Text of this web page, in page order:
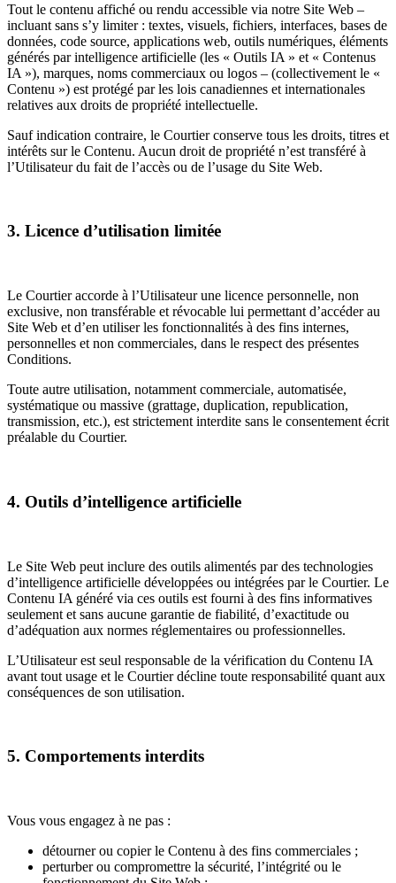
Tout le contenu affiché ou rendu accessible via notre Site Web –
incluant sans s’y limiter : textes, visuels, fichiers, interfaces, bases de
données, code source, applications web, outils numériques, éléments
générés par intelligence artificielle (les « Outils IA » et « Contenus
IA »), marques, noms commerciaux ou logos – (collectivement le «
Contenu ») est protégé par les lois canadiennes et internationales
relatives aux droits de propriété intellectuelle.
Sauf indication contraire, le Courtier conserve tous les droits, titres et
intérêts sur le Contenu. Aucun droit de propriété n’est transféré à
l’Utilisateur du fait de l’accès ou de l’usage du Site Web.
3. Licence d’utilisation limitée
Le Courtier accorde à l’Utilisateur une licence personnelle, non
exclusive, non transférable et révocable lui permettant d’accéder au
Site Web et d’en utiliser les fonctionnalités à des fins internes,
personnelles et non commerciales, dans le respect des présentes
Conditions.
Toute autre utilisation, notamment commerciale, automatisée,
systématique ou massive (grattage, duplication, republication,
transmission, etc.), est strictement interdite sans le consentement écrit
préalable du Courtier.
4. Outils d’intelligence artificielle
Le Site Web peut inclure des outils alimentés par des technologies
d’intelligence artificielle développées ou intégrées par le Courtier. Le
Contenu IA généré via ces outils est fourni à des fins informatives
seulement et sans aucune garantie de fiabilité, d’exactitude ou
d’adéquation aux normes réglementaires ou professionnelles.
L’Utilisateur est seul responsable de la vérification du Contenu IA
avant tout usage et le Courtier décline toute responsabilité quant aux
conséquences de son utilisation.
5. Comportements interdits
Vous vous engagez à ne pas :
détourner ou copier le Contenu à des fins commerciales ;
perturber ou compromettre la sécurité, l’intégrité ou le